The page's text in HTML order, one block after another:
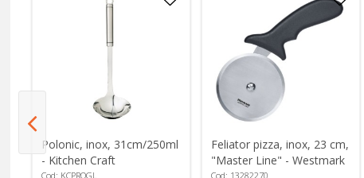
Polonic, inox, 31cm/250ml
- Kitchen Craft
Cod: KCPROGL
Feliator pizza, inox, 23 cm,
"Master Line" - Westmark
Cod: 13282270